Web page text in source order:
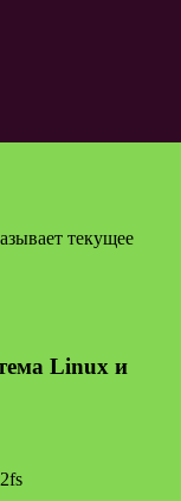
текущее
Linux и